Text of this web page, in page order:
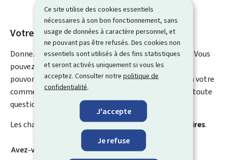
Ce site utilise des cookies essentiels
nécessaires à son bon fonctionnement, sans
usage de données à caractère personnel, et
ne pouvant pas être refusés. Des cookies non
essentiels sont utilisés à des fins statistiques
et seront activés uniquement si vous les
acceptez. Consulter notrepolitique de
confidentialité.
J'accepte
Je refuse
Votre avis nous intéresse
Donnez-nous votre avis sur le contenu de cette page. Vous
pouvez nous laisser un commentaire sur ce que nous
pouvons améliorer. Vous ne recevrez pas de réponse à votre
commentaire. Utilisez le formulaire de contact pour toute
question particulière.
Les champs marqués d’une étoile ( * ) sont obligatoires.
Avez-vous trouvé ce que vous cherchiez ?